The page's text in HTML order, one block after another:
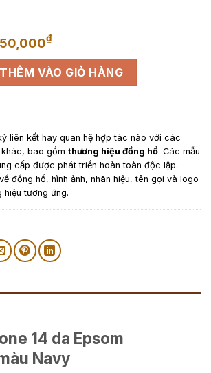
là:
₫Giá
hiện
tại
là:
da Epsom handmade màu Navy số lượng
THÊM VÀO GIỎ HÀNG
liên kết hay quan hệ hợp tác nào với các
bao gồm thương hiệu đồng hồ. Các mẫu
cấp được phát triển hoàn toàn độc lập.
đồng hồ, hình ảnh, nhãn hiệu, tên gọi và logo
hiệu tương ứng.
14 da Epsom
Navy